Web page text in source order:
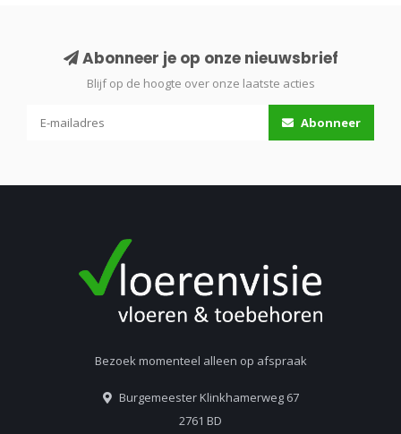
Abonneer je op onze nieuwsbrief
Blijf op de hoogte over onze laatste acties
Abonneer
Bezoek momenteel alleen op afspraak
Burgemeester Klinkhamerweg 67
2761 BD